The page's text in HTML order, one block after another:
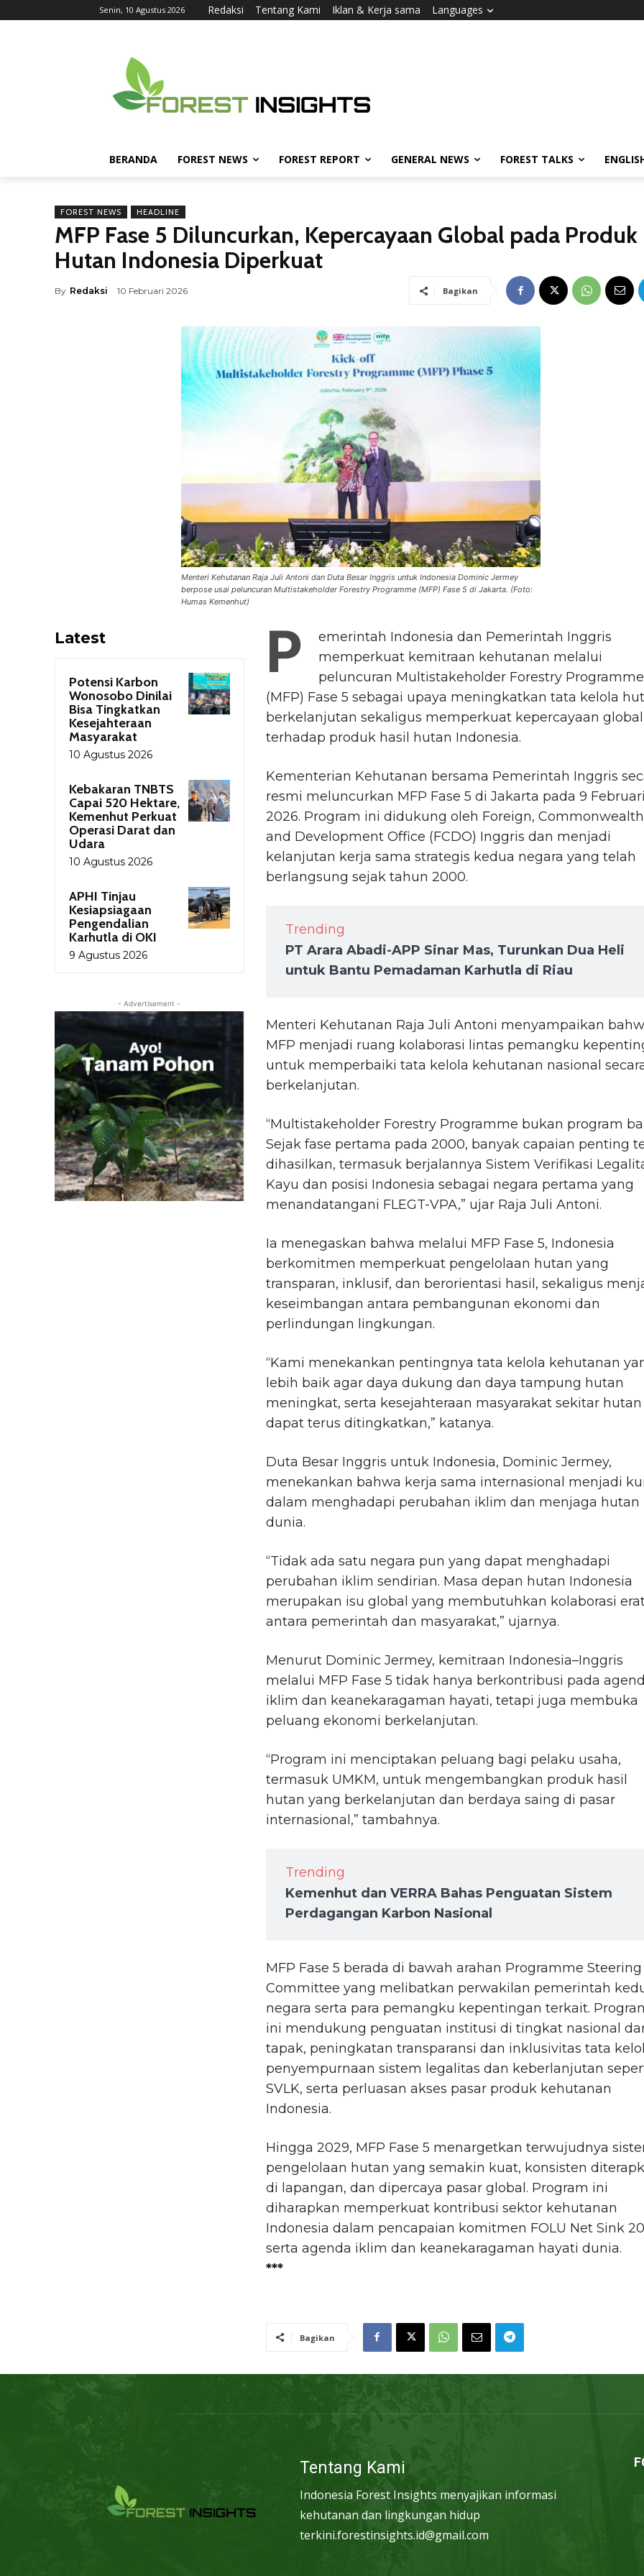
Senin, 10 Agustus 2026 Redaksi Tentang Kami Iklan & Kerja sama Languages
BERANDA FOREST NEWS FOREST REPORT GENERAL NEWS FOREST TALKS
FOREST NEWS HEADLINE
MFP Fase 5 Diluncurkan, Kepercayaan Global pada Produk
Hutan Indonesia Diperkuat
By Redaksi 10 Februari 2026 Bagikan
Menteri Kehutanan Raja Juli Antoni dan Duta Besar Inggris untuk Indonesia Dominic Jermey
berpose usai peluncuran Multistakeholder Forestry Programme (MFP) Fase 5 di Jakarta. (Foto:
Humas Kemenhut)
Latest
Potensi Karbon
Wonosobo Dinilai
Bisa Tingkatkan
Kesejahteraan
Masyarakat
10 Agustus 2026
Kebakaran TNBTS
Capai 520 Hektare,
Kemenhut Perkuat
Operasi Darat dan
Udara
10 Agustus 2026
APHI Tinjau
Kesiapsiagaan
Pengendalian
Karhutla di OKI
9 Agustus 2026
- Advertisement -
P
emerintah Indonesia dan Pemerintah Inggris
memperkuat kemitraan kehutanan melalui
peluncuran Multistakeholder Forestry Programme
(MFP) Fase 5 sebagai upaya meningkatkan tata kelola
berkelanjutan sekaligus memperkuat kepercayaan global
terhadap produk hasil hutan Indonesia.
Kementerian Kehutanan bersama Pemerintah Inggris
resmi meluncurkan MFP Fase 5 di Jakarta pada 9
2026. Program ini didukung oleh Foreign, Commonwealth
and Development Office (FCDO) Inggris dan menjadi
kelanjutan kerja sama strategis kedua negara yang telah
berlangsung sejak tahun 2000.
Trending
PT Arara Abadi-APP Sinar Mas, Turunkan Dua Heli
untuk Bantu Pemadaman Karhutla di Riau
Menteri Kehutanan Raja Juli Antoni menyampaikan
MFP menjadi ruang kolaborasi lintas pemangku
untuk memperbaiki tata kelola kehutanan nasional
berkelanjutan.
“Multistakeholder Forestry Programme bukan program
Sejak fase pertama pada 2000, banyak capaian penting
dihasilkan, termasuk berjalannya Sistem Verifikasi
Kayu dan posisi Indonesia sebagai negara pertama yang
menandatangani FLEGT-VPA,” ujar Raja Juli Antoni.
Ia menegaskan bahwa melalui MFP Fase 5, Indonesia
berkomitmen memperkuat pengelolaan hutan yang
transparan, inklusif, dan berorientasi hasil, sekaligus
keseimbangan antara pembangunan ekonomi dan
perlindungan lingkungan.
“Kami menekankan pentingnya tata kelola kehutanan
lebih baik agar daya dukung dan daya tampung hutan
meningkat, serta kesejahteraan masyarakat sekitar hutan
dapat terus ditingkatkan,” katanya.
Duta Besar Inggris untuk Indonesia, Dominic Jermey,
menekankan bahwa kerja sama internasional menjadi
dalam menghadapi perubahan iklim dan menjaga hutan
dunia.
“Tidak ada satu negara pun yang dapat menghadapi
perubahan iklim sendirian. Masa depan hutan Indonesia
merupakan isu global yang membutuhkan kolaborasi
antara pemerintah dan masyarakat,” ujarnya.
Menurut Dominic Jermey, kemitraan Indonesia–Inggris
melalui MFP Fase 5 tidak hanya berkontribusi pada
iklim dan keanekaragaman hayati, tetapi juga membuka
peluang ekonomi berkelanjutan.
“Program ini menciptakan peluang bagi pelaku usaha,
termasuk UMKM, untuk mengembangkan produk hasil
hutan yang berkelanjutan dan berdaya saing di pasar
internasional,” tambahnya.
Trending
Kemenhut dan VERRA Bahas Penguatan Sistem
Perdagangan Karbon Nasional
MFP Fase 5 berada di bawah arahan Programme Steering
Committee yang melibatkan perwakilan pemerintah
negara serta para pemangku kepentingan terkait.
ini mendukung penguatan institusi di tingkat nasional
tapak, peningkatan transparansi dan inklusivitas tata
penyempurnaan sistem legalitas dan keberlanjutan
SVLK, serta perluasan akses pasar produk kehutanan
Indonesia.
Hingga 2029, MFP Fase 5 menargetkan terwujudnya
pengelolaan hutan yang semakin kuat, konsisten
di lapangan, dan dipercaya pasar global. Program ini
diharapkan memperkuat kontribusi sektor kehutanan
Indonesia dalam pencapaian komitmen FOLU Net Sink
serta agenda iklim dan keanekaragaman hayati dunia.
***
Bagikan
Tentang Kami
Indonesia Forest Insights menyajikan informasi
kehutanan dan lingkungan hidup
terkini.forestinsights.id@gmail.com